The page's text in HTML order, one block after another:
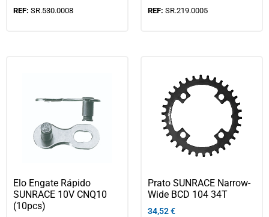
REF: SR.530.0008 REF: SR.219.0005
Elo Engate Rápido
SUNRACE 10V CNQ10
(10pcs)
Prato SUNRACE Narrow-
Wide BCD 104 34T
34,52€